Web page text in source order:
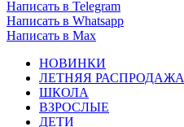
Написать в Telegram
Написать в Whatsapp
Написать в Max
НОВИНКИ
ЛЕТНЯЯ РАСПРОДАЖА
ШКОЛА
ВЗРОСЛЫЕ
ДЕТИ